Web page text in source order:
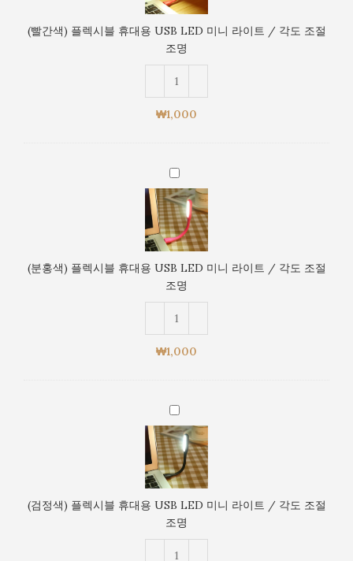
각
도
조
절
조
명
렉
블
휴
USB
LED
라
이
트
/
각
도
조
절
조
명
(빨간색) 플렉시블 휴대용 USB LED 미니 라이트 / 각도 조절
조명
₩1,000
(분
홍
색)
플
렉
블
휴
USB
LED
라
이
트
/
각
도
조
절
조
(분홍색) 플렉시블 휴대용 USB LED 미니 라이트 / 각도 조절
조명
₩1,000
(검
정
색)
플
렉
블
휴
(검정색) 플렉시블 휴대용 USB LED 미니 라이트 / 각도 조절
조명